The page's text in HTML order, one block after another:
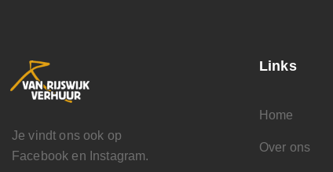
Je vindt ons ook op
Facebook en Instagram.
Links
Home
Over ons